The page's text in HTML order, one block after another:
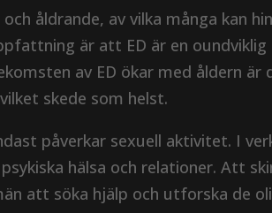
åldrande, av vilka många kan
är att ED är en
av ED ökar med åldern är
skede som helst.
påverkar sexuell aktivitet. I
hälsa och relationer. Att
att söka hjälp och utforska de